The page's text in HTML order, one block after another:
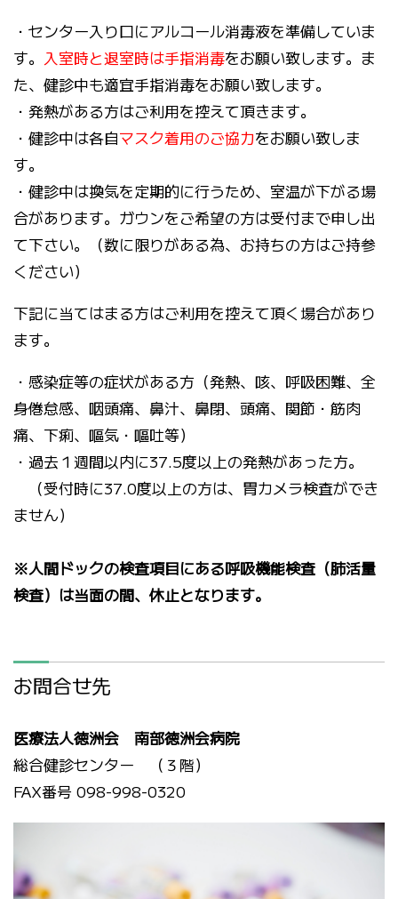
・センター入り口にアルコール消毒液を準備していま
す。 入室時と退室時は手指消毒をお願い致します。ま
た、健診中も適宜手指消毒をお願い致します。
・発熱がある方はご利用を控えて頂きます。
・健診中は各自マスク着用のご協力をお願い致しま
す。
・健診中は換気を定期的に行うため、室温が下がる場
合があります。ガウンをご希望の方は受付まで申し出
て下さい。（数に限りがある為、お持ちの方はご持参
ください）
下記に当てはまる方はご利用を控えて頂く場合があり
ます。
・感染症等の症状がある方（発熱、咳、呼吸困難、全
身倦怠感、咽頭痛、鼻汁、鼻閉、頭痛、関節・筋肉
痛、下痢、嘔気・嘔吐等）
・過去１週間以内に37.5度以上の発熱があった方。
（受付時に37.0度以上の方は、胃カメラ検査ができ
ません）
※人間ドックの検査項目にある呼吸機能検査（肺活量
検査）は当面の間、休止となります。
お問合せ先
医療法人徳洲会 南部徳洲会病院
総合健診センター （３階）
FAX番号 098-998-0320